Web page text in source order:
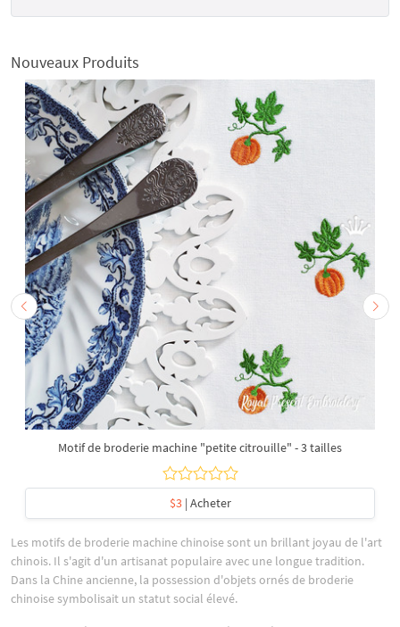
Nouveaux Produits
Motif de broderie machine "petite citrouille" - 3 tailles
$3| Acheter
Les motifs de broderie machine chinoise sont un brillant joyau de l'art
chinois. Il s'agit d'un artisanat populaire avec une longue tradition.
Dans la Chine ancienne, la possession d'objets ornés de broderie
chinoise symbolisait un statut social élevé.